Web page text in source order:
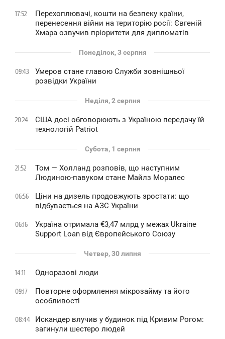
17:52
Перехоплювачі, кошти на безпеку країни,
перенесення війни на територію росії: Євгеній
Хмара озвучив пріоритети для дипломатів
Понеділок, 3 серпня
09:43
Умеров стане главою Служби зовнішньої
розвідки України
Неділя, 2 серпня
20:24
США досі обговорюють з Україною передачу їй
технологій Patriot
Субота, 1 серпня
21:52
Том — Холланд розповів, що наступним
Людиною-павуком стане Майлз Моралес
06:56
Ціни на дизель продовжують зростати: що
відбувається на АЗС України
06:16
Україна отримала €3,47 млрд у межах Ukraine
Support Loan від Європейського Союзу
Четвер, 30 липня
14:11 Одноразові люди
09:17
Повторне оформлення мікрозайму та його
особливості
08:44
Искандер влучив у будинок під Кривим Рогом:
загинули шестеро людей